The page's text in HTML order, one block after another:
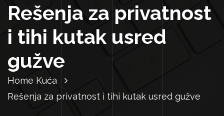
Rešenja za privatnost
i tihi kutak usred
gužve
Home Kuća
Rešenja za privatnost i tihi kutak usred gužve